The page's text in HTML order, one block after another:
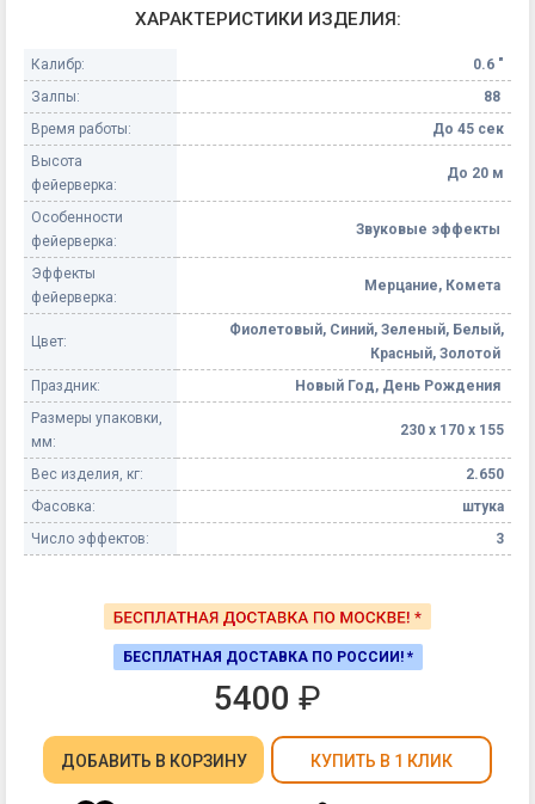
ХАРАКТЕРИСТИКИ ИЗДЕЛИЯ:
Калибр:
0.6 "
Залпы:
88
Время работы:
До 45 сек
Высота
фейерверка:
До 20 м
Особенности
фейерверка:
Звуковые эффекты
Эффекты
фейерверка:
Мерцание, Комета
Цвет:
Фиолетовый, Синий, Зеленый, Белый,
Красный, Золотой
Праздник:
Новый Год, День Рождения
Размеры упаковки,
мм:
230 х 170 х 155
Вес изделия, кг:
2.650
Фасовка:
штука
Число эффектов:
3
БЕСПЛАТНАЯ ДОСТАВКА ПО РОССИИ! *
5400 ₽
ДОБАВИТЬ В КОРЗИНУ КУПИТЬ В 1 КЛИК